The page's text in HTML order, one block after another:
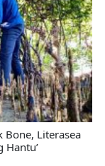
Bone, Literasea
Hantu’